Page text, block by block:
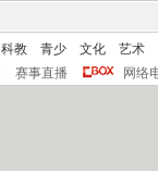
科教 青少 文化
艺术
赛事直播 网络